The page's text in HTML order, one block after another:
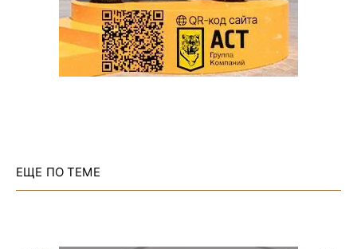
ЕЩЕ ПО ТЕМЕ